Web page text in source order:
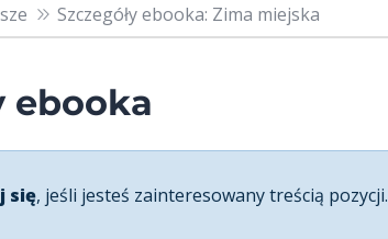
Szczegóły ebooka: Zima miejska
ebooka
się, jeśli jesteś zainteresowany treścią pozycji.